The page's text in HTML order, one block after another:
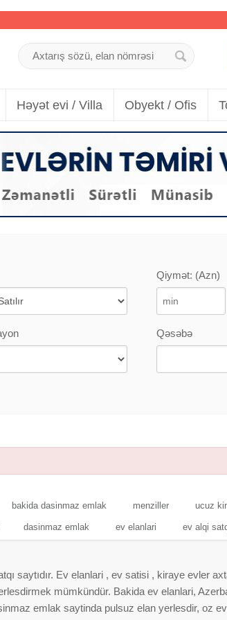
Həyət evi / Villa Obyekt / Ofis
Qiymət: (Azn)
Qəsəbə
bakida dasinmaz emlak menziller ucuz
dasinmaz emlak ev elanlari ev alqi
saytıdır. Ev elanlari , ev satisi , kiraye evler
mümkündür. Bakida ev elanlari,
emlak saytinda pulsuz elan yerlesdir, oz